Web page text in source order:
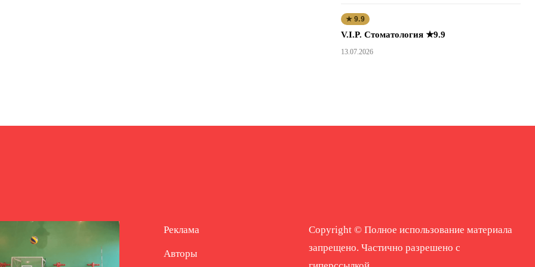
★ 9.9
V.I.P. Стоматология ★9.9
13.07.2026
Реклама
Авторы
Copyright © Полное использование материала
запрещено. Частично разрешено с